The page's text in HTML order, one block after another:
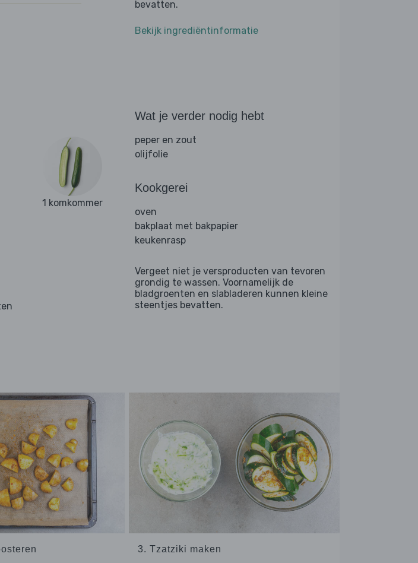
bevatten.
Bekijk ingrediëntinformatie
1 komkommer
Wat je verder nodig hebt
peper en zout
olijfolie
Kookgerei
oven
bakplaat met bakpapier
keukenrasp
Vergeet niet je versproducten van tevoren
grondig te wassen. Voornamelijk de
bladgroenten en slabladeren kunnen kleine
steentjes bevatten.
3. Tzatziki maken